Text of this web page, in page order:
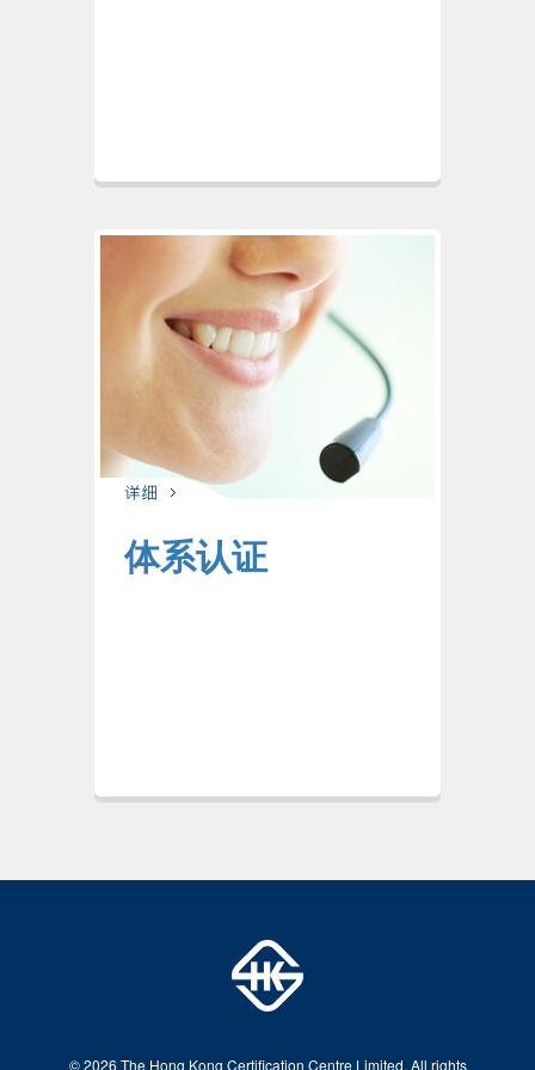
体系认证
© 2026 The Hong Kong Certification Centre Limited. All rights